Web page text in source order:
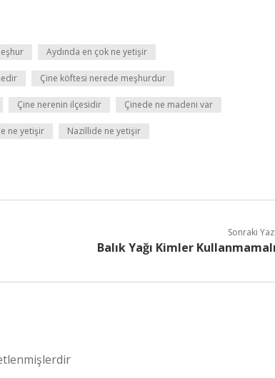
Aydında en çok ne yetişir
Çine köftesi nerede meşhurdur
Çine nerenin ilçesidir Çinede ne madeni var
ne yetişir Nazillide ne yetişir
Sonraki
Balık Yağı Kimler